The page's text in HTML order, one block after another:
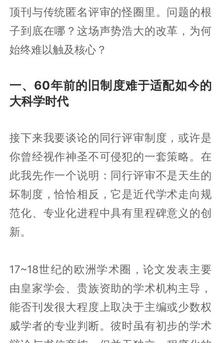
顶刊与传统匿名评审的怪圈里。问题的根
子到底在哪？这场声势浩大的改革，为何
始终难以触及核心？
一、60年前的旧制度难于适配如今的
大科学时代
接下来我要谈论的同行评审制度，或许是
你曾经视作神圣不可侵犯的一套策略。在
此我先作一个说明：同行评审不是天生的
坏制度，恰恰相反，它是近代学术走向规
范化、专业化进程中具有里程碑意义的创
新。
17~18世纪的欧洲学术圈，论文发表主要
由皇家学会、贵族资助的学术机构主导，
能否刊发很大程度上取决于主编或少数权
威学者的专业判断。彼时虽有初步的学术